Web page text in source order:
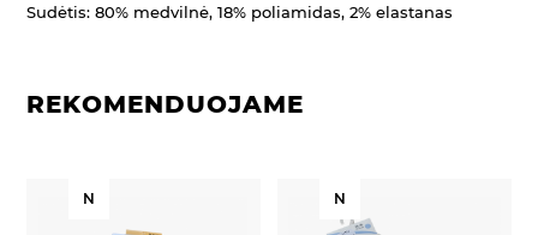
Sudėtis: 80% medvilnė, 18% poliamidas, 2% elastanas
REKOMENDUOJAME
N N